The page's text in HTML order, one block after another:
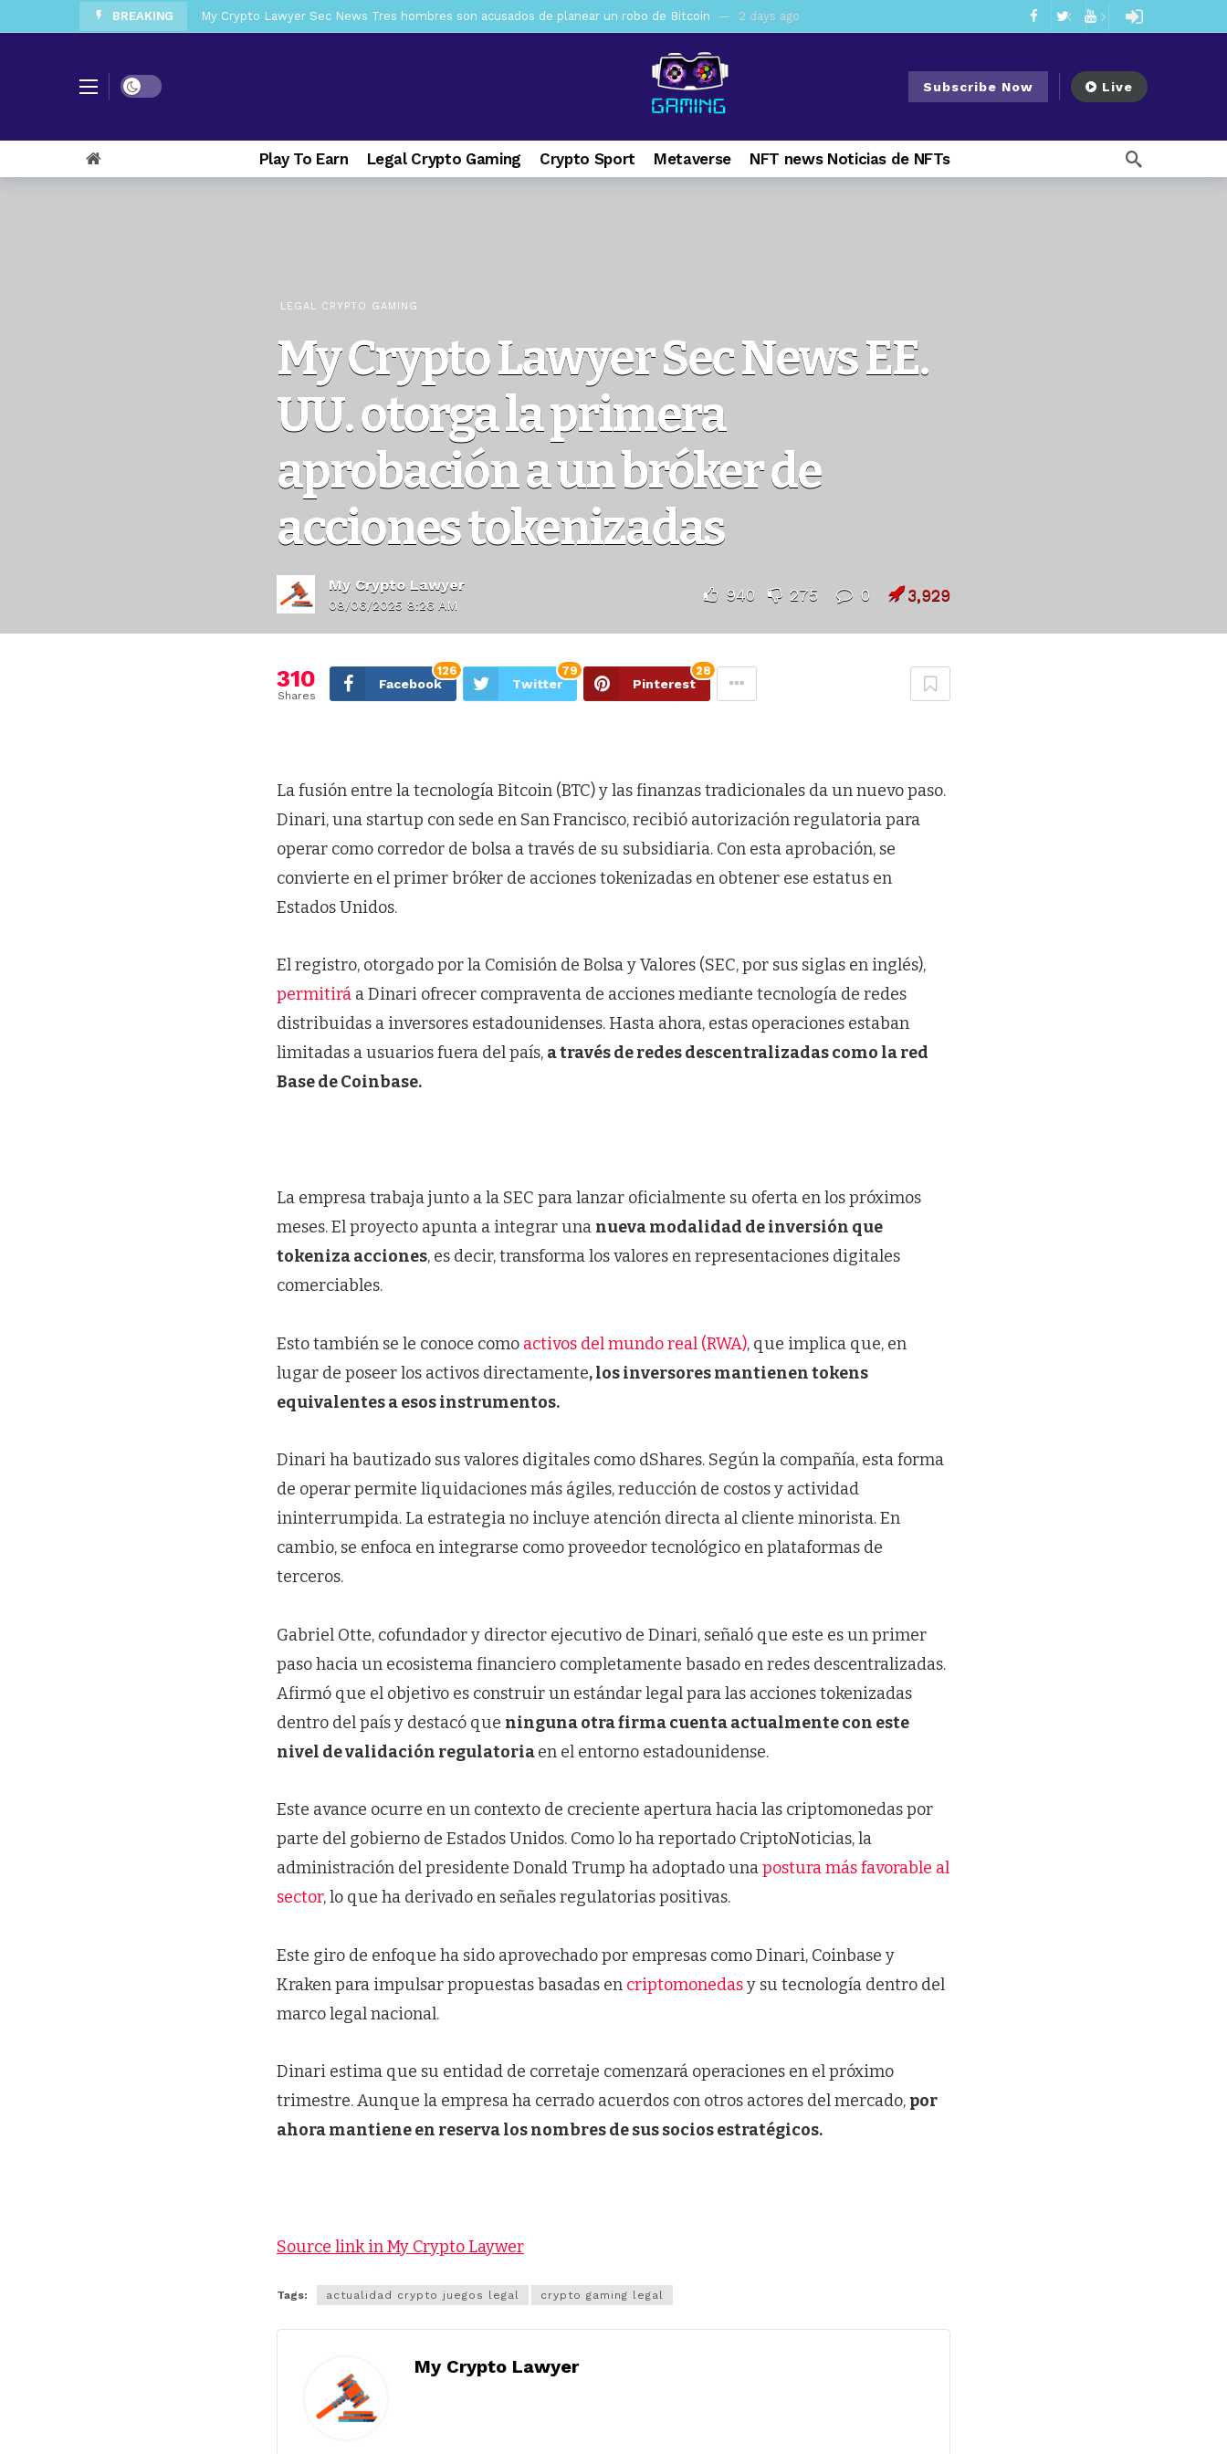
BREAKING My Crypto Lawyer Sec News Tres hombres son acusados de planear un robo de Bitcoin 2 days ago
My Crypto Lawyer Sec News Cynthia Lummis sets Trump condition for CLARITY Act passage
My Crypto Lawyer Sec News Rusia envía a prisión al fundador de BitRiver por presunto fraude
1 week ago
Dark mode Subscribe Now Live
Play To Earn Legal Crypto Gaming Crypto Sport Metaverse NFT news Noticias de NFTs
LEGAL CRYPTO GAMING
My Crypto Lawyer Sec News EE.
UU. otorga la primera
aprobación a un bróker de
acciones tokenizadas
My Crypto Lawyer
08/06/2025 8:26 AM
940 275 0 3,929
310
Shares
Facebook
126
Twitter
79
Pinterest
28
La fusión entre la tecnología Bitcoin (BTC) y las finanzas tradicionales da un nuevo paso.
Dinari, una startup con sede en San Francisco, recibió autorización regulatoria para
operar como corredor de bolsa a través de su subsidiaria. Con esta aprobación, se
convierte en el primer bróker de acciones tokenizadas en obtener ese estatus en
Estados Unidos.
El registro, otorgado por la Comisión de Bolsa y Valores (SEC, por sus siglas en inglés),
permitirá a Dinari ofrecer compraventa de acciones mediante tecnología de redes
distribuidas a inversores estadounidenses. Hasta ahora, estas operaciones estaban
limitadas a usuarios fuera del país, a través de redes descentralizadas como la red
Base de Coinbase.
La empresa trabaja junto a la SEC para lanzar oficialmente su oferta en los próximos
meses. El proyecto apunta a integrar una nueva modalidad de inversión que
tokeniza acciones, es decir, transforma los valores en representaciones digitales
comerciables.
Esto también se le conoce como activos del mundo real (RWA), que implica que, en
lugar de poseer los activos directamente, los inversores mantienen tokens
equivalentes a esos instrumentos.
Dinari ha bautizado sus valores digitales como dShares. Según la compañía, esta forma
de operar permite liquidaciones más ágiles, reducción de costos y actividad
ininterrumpida. La estrategia no incluye atención directa al cliente minorista. En
cambio, se enfoca en integrarse como proveedor tecnológico en plataformas de
terceros.
Gabriel Otte, cofundador y director ejecutivo de Dinari, señaló que este es un primer
paso hacia un ecosistema financiero completamente basado en redes descentralizadas.
Afirmó que el objetivo es construir un estándar legal para las acciones tokenizadas
dentro del país y destacó que ninguna otra firma cuenta actualmente con este
nivel de validación regulatoriaen el entorno estadounidense.
Este avance ocurre en un contexto de creciente apertura hacia las criptomonedas por
parte del gobierno de Estados Unidos. Como lo ha reportado CriptoNoticias, la
administración del presidente Donald Trump ha adoptado unapostura más favorable al
sector, lo que ha derivado en señales regulatorias positivas.
Este giro de enfoque ha sido aprovechado por empresas como Dinari, Coinbase y
Kraken para impulsar propuestas basadas en criptomonedasy su tecnología dentro del
marco legal nacional.
Dinari estima que su entidad de corretaje comenzará operaciones en el próximo
trimestre. Aunque la empresa ha cerrado acuerdos con otros actores del mercado, por
ahora mantiene en reserva los nombres de sus socios estratégicos.
Source link in My Crypto Laywer
Tags: actualidad crypto juegos legal crypto gaming legal
My Crypto Lawyer